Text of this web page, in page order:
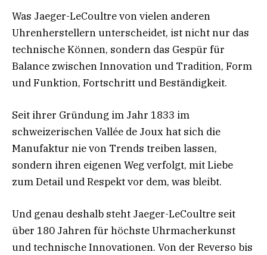
Was Jaeger-LeCoultre von vielen anderen
Uhrenherstellern unterscheidet, ist nicht nur das
technische Können, sondern das Gespür für
Balance zwischen Innovation und Tradition, Form
und Funktion, Fortschritt und Beständigkeit.
Seit ihrer Gründung im Jahr 1833 im
schweizerischen Vallée de Joux hat sich die
Manufaktur nie von Trends treiben lassen,
sondern ihren eigenen Weg verfolgt, mit Liebe
zum Detail und Respekt vor dem, was bleibt.
Und genau deshalb steht Jaeger-LeCoultre seit
über 180 Jahren für höchste Uhrmacherkunst
und technische Innovationen. Von der Reverso bis